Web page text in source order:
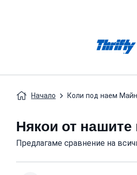
Начало Коли под наем
Някои от
Предлагаме сравнение на